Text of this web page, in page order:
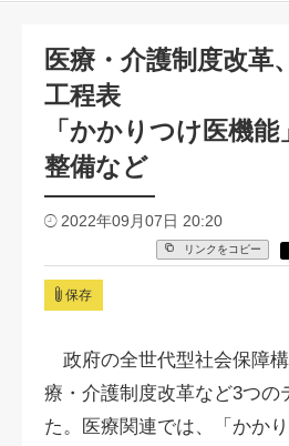
医療・介護制度改革
工程表
「かかりつけ医機
整備など
2022年09月07日 20:20
リンクをコピー
保存
政府の全世代型社会保障
療・介護制度改革など3つの
た。医療関連では、「かか